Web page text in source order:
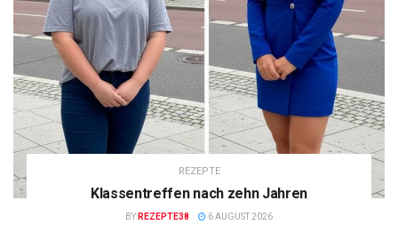
REZEPTE
Klassentreffen nach zehn Jahren
BY REZEPTE38 6 AUGUST 2026